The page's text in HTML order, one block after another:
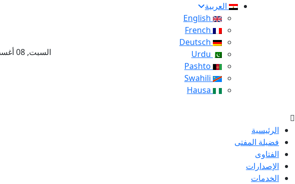
العربية
السبت, 08 أغسطس 2026 – 24 صفر 1448 هـ
الرئيسية
فضيلة المفتى
الفتاوى
الإصدارات
الخدمات